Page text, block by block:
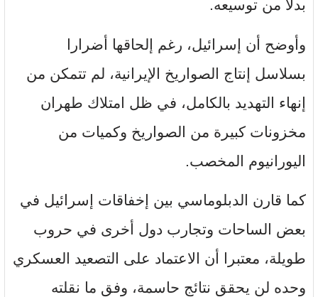
بدلا من توسيعه.
وأوضح أن إسرائيل، رغم إلحاقها أضرارا
بسلاسل إنتاج الصواريخ الإيرانية، لم تتمكن من
إنهاء التهديد بالكامل، في ظل امتلاك طهران
مخزونات كبيرة من الصواريخ وكميات من
اليورانيوم المخصب.
كما قارن الدبلوماسي بين إخفاقات إسرائيل في
بعض الساحات وتجارب دول أخرى في حروب
طويلة، معتبرا أن الاعتماد على التصعيد العسكري
وحده لن يحقق نتائج حاسمة، وفق ما نقلته